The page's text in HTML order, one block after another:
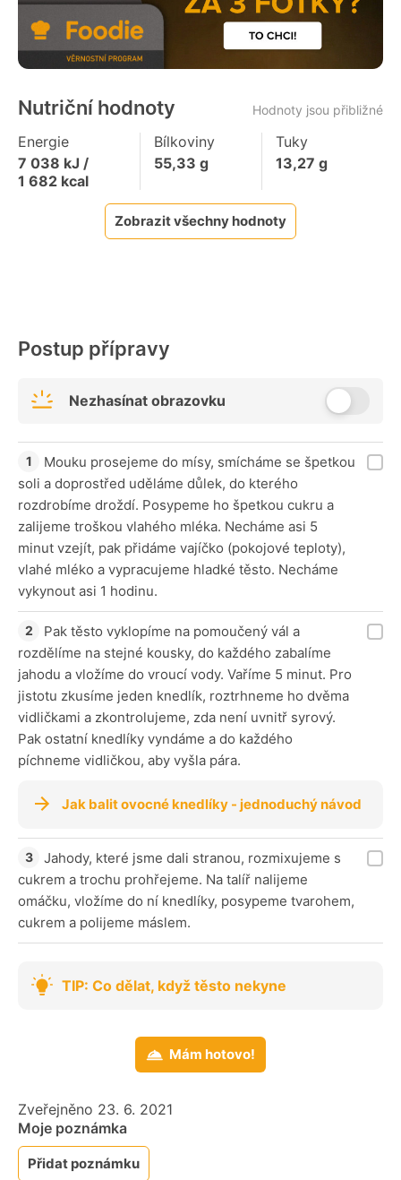
Nutriční hodnoty Hodnoty jsou přibližné
Energie
7 038 kJ /
1 682 kcal
Bílkoviny
55,33 g
Tuky
13,27 g
Zobrazit všechny hodnoty
Postup přípravy
Nezhasínat obrazovku
Mouku prosejeme do mísy, smícháme se špetkou
soli a doprostřed uděláme důlek, do kterého
rozdrobíme droždí. Posypeme ho špetkou cukru a
zalijeme troškou vlahého mléka. Necháme asi 5
minut vzejít, pak přidáme vajíčko (pokojové teploty),
vlahé mléko a vypracujeme hladké těsto. Necháme
vykynout asi 1 hodinu.
Pak těsto vyklopíme na pomoučený vál a
rozdělíme na stejné kousky, do každého zabalíme
jahodu a vložíme do vroucí vody. Vaříme 5 minut. Pro
jistotu zkusíme jeden knedlík, roztrhneme ho dvěma
vidličkami a zkontrolujeme, zda není uvnitř syrový.
Pak ostatní knedlíky vyndáme a do každého
píchneme vidličkou, aby vyšla pára.
Jak balit ovocné knedlíky - jednoduchý návod
Jahody, které jsme dali stranou, rozmixujeme s
cukrem a trochu prohřejeme. Na talíř nalijeme
omáčku, vložíme do ní knedlíky, posypeme tvarohem,
cukrem a polijeme máslem.
TIP: Co dělat, když těsto nekyne
Mám hotovo!
Zveřejněno 23. 6. 2021
Moje poznámka
Přidat poznámku